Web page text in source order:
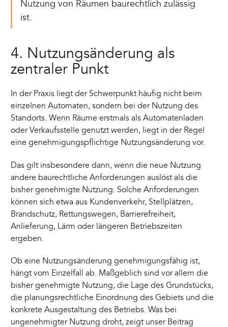
Nutzung von Räumen baurechtlich zulässig
ist.
4. Nutzungsänderung als
zentraler Punkt
In der Praxis liegt der Schwerpunkt häufig nicht beim
einzelnen Automaten, sondern bei der Nutzung des
Standorts. Wenn Räume erstmals als Automatenladen
oder Verkaufsstelle genutzt werden, liegt in der Regel
eine genehmigungspflichtige Nutzungsänderung vor.
Das gilt insbesondere dann, wenn die neue Nutzung
andere baurechtliche Anforderungen auslöst als die
bisher genehmigte Nutzung. Solche Anforderungen
können sich etwa aus Kundenverkehr, Stellplätzen,
Brandschutz, Rettungswegen, Barrierefreiheit,
Anlieferung, Lärm oder längeren Betriebszeiten
ergeben.
Ob eine Nutzungsänderung genehmigungsfähig ist,
hängt vom Einzelfall ab. Maßgeblich sind vor allem die
bisher genehmigte Nutzung, die Lage des Grundstücks,
die planungsrechtliche Einordnung des Gebiets und die
konkrete Ausgestaltung des Betriebs. Was bei
ungenehmigter Nutzung droht, zeigt unser Beitrag